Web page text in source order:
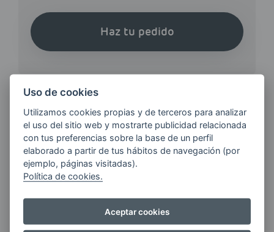
Haz tu pedido
¿QUIERES ESTAR AL DÍA DE
LAS
ÚLTIMAS NOVEDADES?
E-MAIL
Uso de cookies
Utilizamos cookies propias y de terceros para analizar
el uso del sitio web y mostrarte publicidad relacionada
con tus preferencias sobre la base de un perfil
elaborado a partir de tus hábitos de navegación (por
ejemplo, páginas visitadas).
Política de cookies.
Aceptar cookies